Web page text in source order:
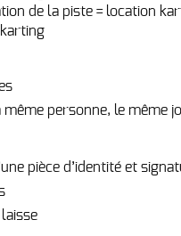
de la piste = location
personne, le même
pièce d’identité et